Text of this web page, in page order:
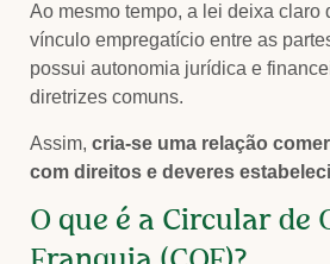
Ao mesmo tempo, a lei deixa claro
vínculo empregatício entre as
possui autonomia jurídica e
diretrizes comuns.
Assim, cria-se uma relação
com direitos e deveres
O que é a Circular de